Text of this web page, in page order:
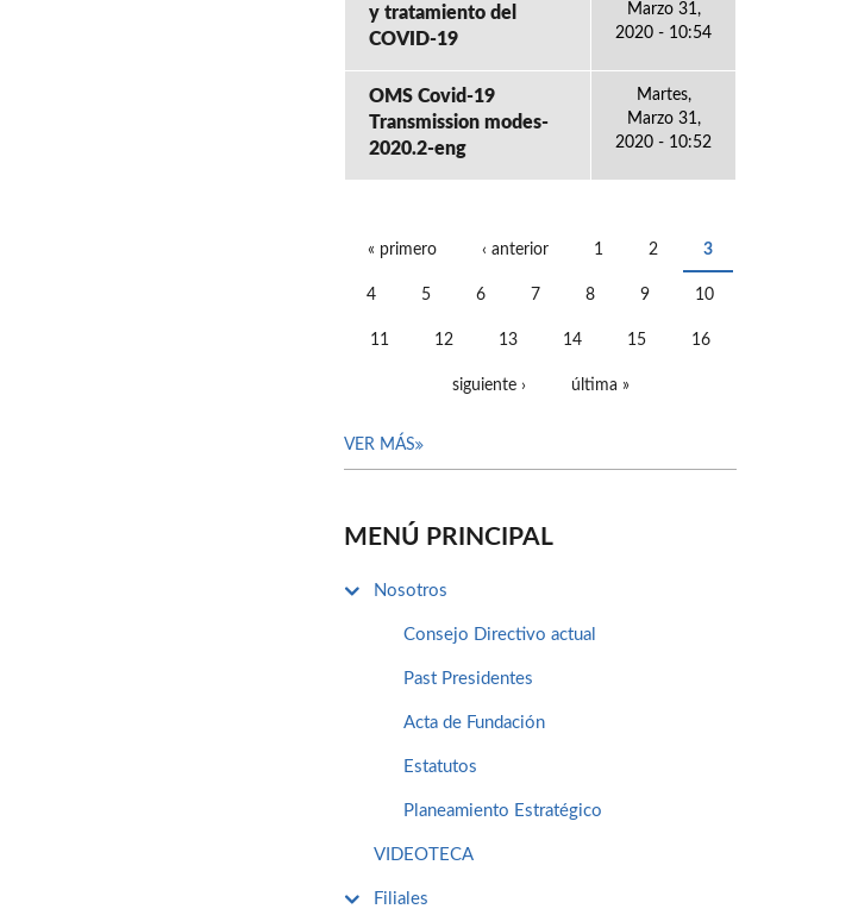
y tratamiento del
COVID-19
Marzo 31,
2020 - 10:54
OMS Covid-19
Transmission modes-
2020.2-eng
Martes,
Marzo 31,
2020 - 10:52
« primero ‹ anterior 1 2 3
4 5 6 7 8 9 10
11 12 13 14 15 16
siguiente › última »
VER MÁS
MENÚ PRINCIPAL
Nosotros
Consejo Directivo actual
Past Presidentes
Acta de Fundación
Estatutos
Planeamiento Estratégico
VIDEOTECA
Filiales